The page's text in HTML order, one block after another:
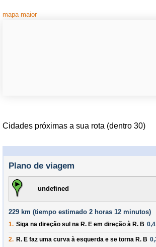
mapa maior
Cidades próximas a sua rota (dentro 30)
Plano de viagem
undefined
229 km (tiempo estimado 2 horas 12 minutos)
1. Siga na direção sul na R. E em direção à R. B
2. R. E faz uma curva à esquerda e se torna R. B